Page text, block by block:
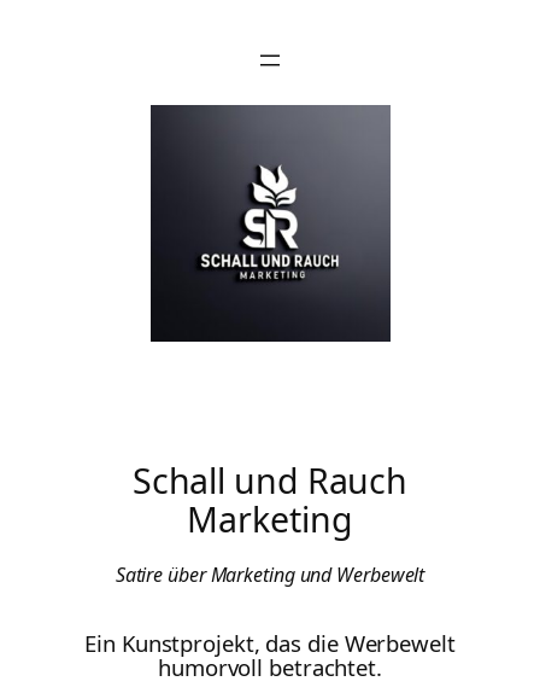
Schall und Rauch
Marketing
Satire über Marketing und Werbewelt
Ein Kunstprojekt, das die Werbewelt
humorvoll betrachtet.